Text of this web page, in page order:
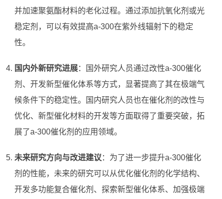
并加速聚氨酯材料的老化过程。通过添加抗氧化剂或光
稳定剂，可以有效提高a-300在紫外线辐射下的稳定
性。
国内外新研究进展：国外研究人员通过改性a-300催化
剂、开发新型催化体系等方式，显著提高了其在极端气
候条件下的稳定性。国内研究人员也在催化剂的改性与
优化、新型催化材料的开发等方面取得了重要突破，拓
展了a-300催化剂的应用领域。
未来研究方向与改进建议 ：为了进一步提升a-300催化
剂的性能，未来的研究可以从优化催化剂的化学结构、
开发多功能复合催化剂、探索新型催化体系、加强极端